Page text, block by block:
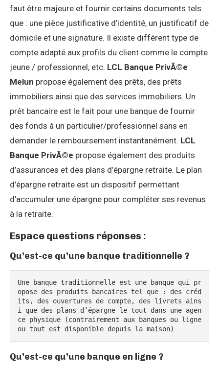
faut être majeure et fournir certains documents tels
que : une pièce justificative d’identité, un justificatif de
domicile et une signature. Il existe différent type de
compte adapté aux profils du client comme le compte
jeune / professionnel, etc. LCL Banque PrivÃ©e
Melun propose également des prêts, des prêts
immobiliers ainsi que des services immobiliers. Un
prêt bancaire est le fait pour une banque de fournir
des fonds à un particulier/professionnel sans en
demander le remboursement instantanément. LCL
Banque PrivÃ©e propose également des produits
d’assurances et des plans d’épargne retraite. Le plan
d’épargne retraite est un dispositif permettant
d’accumuler une épargne pour compléter ses revenus
à la retraite.
Espace questions réponses :
Qu’est-ce qu’une banque traditionnelle ?
Une banque traditionnelle est une banque qui pr
opose des produits bancaires tel que : des créd
its, des ouvertures de compte, des livrets ains
i que des plans d’épargne le tout dans une agen
ce physique (contrairement aux banques ou ligne
ou tout est disponible depuis la maison)
Qu’est-ce qu’une banque en ligne ?